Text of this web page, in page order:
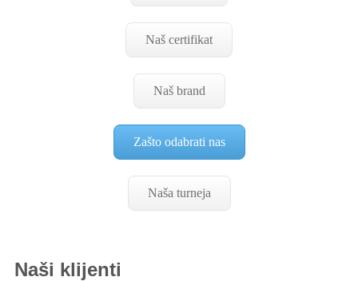
Naš certifikat
Naš brand
Zašto odabrati nas
Naša turneja
Naši klijenti